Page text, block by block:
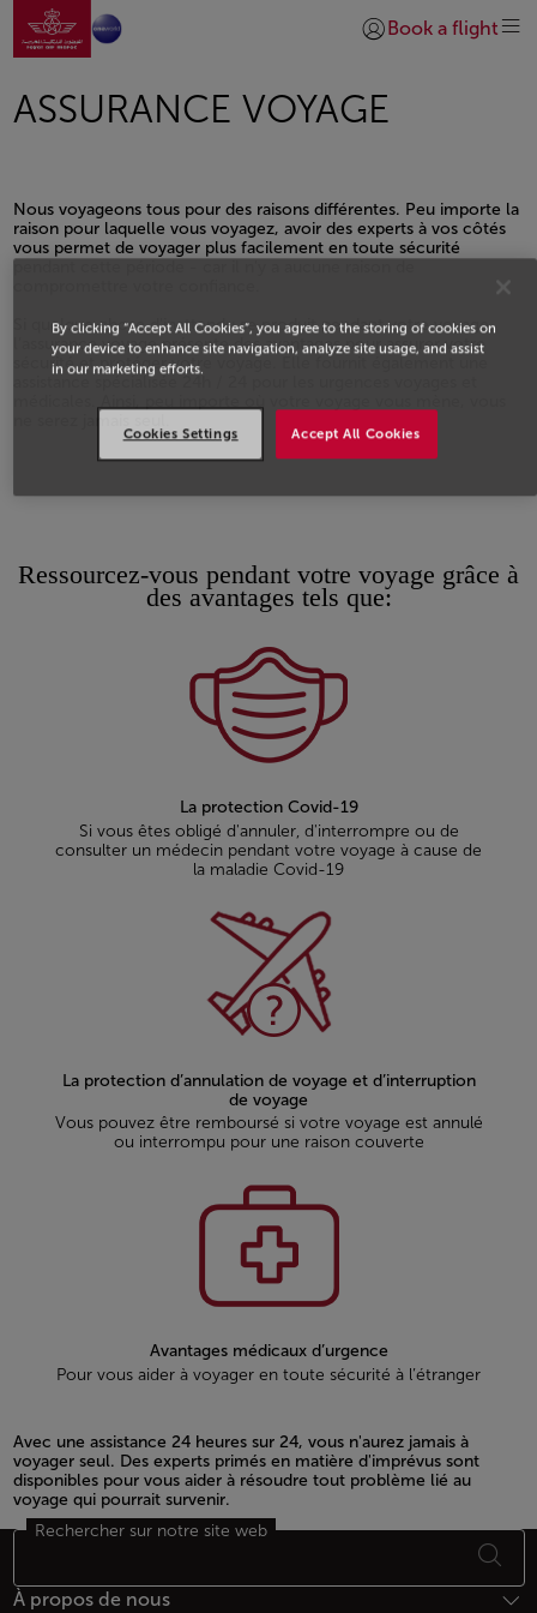
Saut au contenu principal
Aller à la page accueil
Se connecter |
Book a flight
ASSURANCE VOYAGE
Nous voyageons tous pour des raisons différentes. Peu importe la
raison pour laquelle vous voyagez, avoir des experts à vos côtés
vous permet de voyager plus facilement en toute sécurité
Si quelque chose d'inattendu se produit pendant votre voyage,
l’assurance voyage présente des avantages pour assurer votre
sécurité et protéger votre voyage. Elle fournit également une
assistance spécialisée 24h / 24 pour les urgences voyages et
Open in a new window
Ressourcez-vous pendant votre voyage grâce à
des avantages tels que:
La protection Covid-19
Si vous êtes obligé d'annuler, d'interrompre ou de
consulter un médecin pendant votre voyage à cause de
la maladie Covid-19
La protection d’annulation de voyage et d’interruption
de voyage
Vous pouvez être remboursé si votre voyage est annulé
ou interrompu pour une raison couverte
Avantages médicaux d’urgence
Pour vous aider à voyager en toute sécurité à l’étranger
Avec une assistance 24 heures sur 24, vous n'aurez jamais à
voyager seul. Des experts primés en matière d'imprévus sont
disponibles pour vous aider à résoudre tout problème lié au
voyage qui pourrait survenir.
Open in a new window
Bas de page Plan du site
Rechercher sur notre site web
À propos de nous
By clicking “Accept All Cookies”, you agree to the storing of cookies on
your device to enhance site navigation, analyze site usage, and assist
in our marketing efforts.
Accept All Cookies
Cookies Settings